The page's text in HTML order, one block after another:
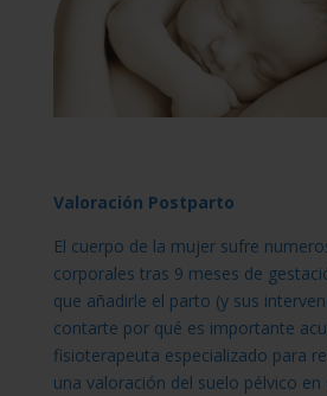
Valoración Postparto
El cuerpo de la mujer sufre
corporales tras 9 meses de
que añadirle el parto (y sus
contarte por qué es importante
fisioterapeuta especializado para
una valoración del suelo pélvico